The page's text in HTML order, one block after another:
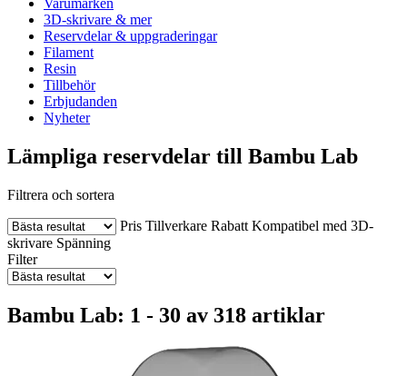
Varumärken
3D-skrivare & mer
Reservdelar & uppgraderingar
Filament
Resin
Tillbehör
Erbjudanden
Nyheter
Lämpliga reservdelar till Bambu Lab
Filtrera och sortera
Pris Tillverkare Rabatt Kompatibel med 3D-
skrivare Spänning
Filter
Bambu Lab: 1 - 30 av 318 artiklar